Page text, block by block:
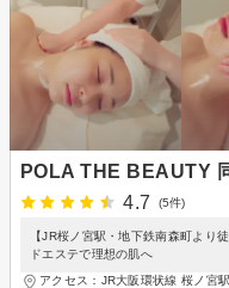
POLA THE BEAUTY
4.7
(5件)
【JR桜ノ宮駅・地下鉄南森町より
ドエステで理想の肌へ
アクセス：JR大阪環状線 桜ノ